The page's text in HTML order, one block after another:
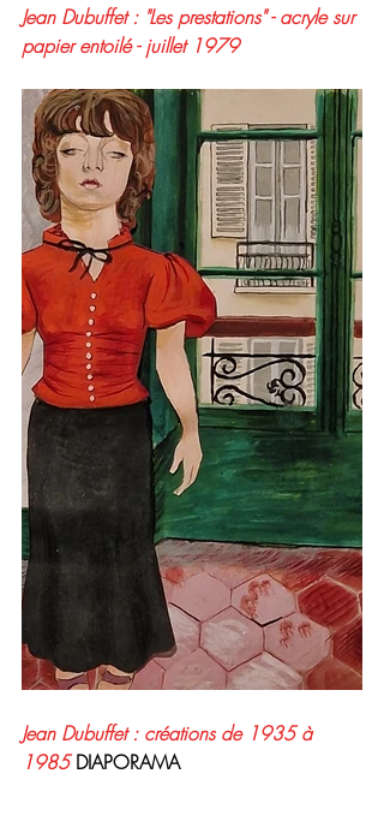
Jean Dubuffet : "Les prestations" - acryle sur
papier entoilé - juillet 1979
Jean Dubuffet : créations de 1935 à
1985 DIAPORAMA